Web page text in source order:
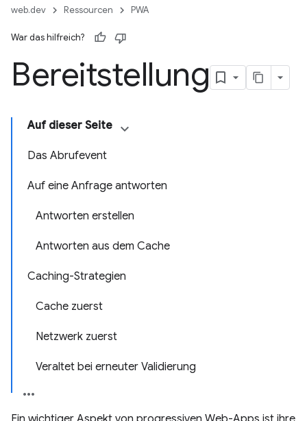
web.dev Ressourcen PWA
War das hilfreich?
Bereitstellung
Auf dieser Seite
Das Abrufevent
Auf eine Anfrage antworten
Antworten erstellen
Antworten aus dem Cache
Caching-Strategien
Cache zuerst
Netzwerk zuerst
Veraltet bei erneuter Validierung